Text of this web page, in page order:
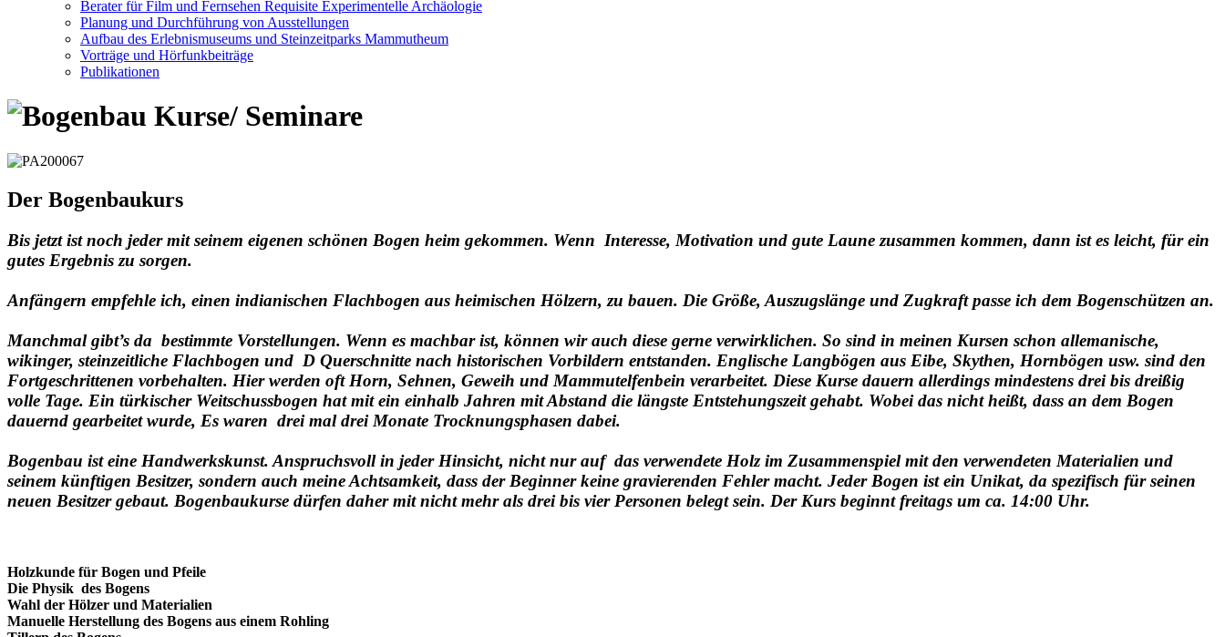
Berater für Film und Fernsehen Requisite Experimentelle Archäologie
Planung und Durchführung von Ausstellungen
Aufbau des Erlebnismuseums und Steinzeitparks Mammutheum
Vorträge und Hörfunkbeiträge
Publikationen
Der Bogenbaukurs
Bis jetzt ist noch jeder mit seinem eigenen schönen Bogen heim gekommen. Wenn Interesse, Motivation und gute Laune zusammen kommen, dann ist es leicht, für ein
gutes Ergebnis zu sorgen.
Anfängern empfehle ich, einen indianischen Flachbogen aus heimischen Hölzern, zu bauen. Die Größe, Auszugslänge und Zugkraft passe ich dem Bogenschützen an.
Manchmal gibt’s da bestimmte Vorstellungen. Wenn es machbar ist, können wir auch diese gerne verwirklichen. So sind in meinen Kursen schon allemanische,
wikinger, steinzeitliche Flachbogen und D Querschnitte nach historischen Vorbildern entstanden. Englische Langbögen aus Eibe, Skythen, Hornbögen usw. sind den
Fortgeschrittenen vorbehalten. Hier werden oft Horn, Sehnen, Geweih und Mammutelfenbein verarbeitet. Diese Kurse dauern allerdings mindestens drei bis dreißig
volle Tage. Ein türkischer Weitschussbogen hat mit ein einhalb Jahren mit Abstand die längste Entstehungszeit gehabt. Wobei das nicht heißt, dass an dem Bogen
dauernd gearbeitet wurde, Es waren drei mal drei Monate Trocknungsphasen dabei.
Bogenbau ist eine Handwerkskunst. Anspruchsvoll in jeder Hinsicht, nicht nur auf das verwendete Holz im Zusammenspiel mit den verwendeten Materialien und
seinem künftigen Besitzer, sondern auch meine Achtsamkeit, dass der Beginner keine gravierenden Fehler macht. Jeder Bogen ist ein Unikat, da spezifisch für seinen
neuen Besitzer gebaut. Bogenbaukurse dürfen daher mit nicht mehr als drei bis vier Personen belegt sein. Der Kurs beginnt freitags um ca. 14:00 Uhr.
Holzkunde für Bogen und Pfeile
Die Physik des Bogens
Wahl der Hölzer und Materialien
Manuelle Herstellung des Bogens aus einem Rohling